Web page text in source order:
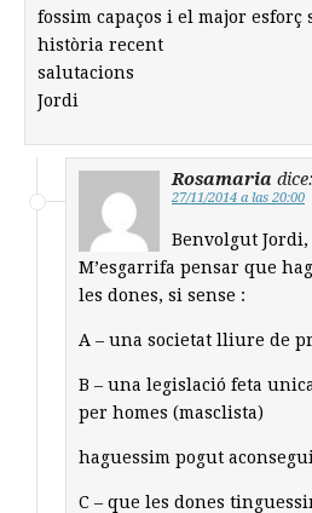
fossim capaços i el major
història recent
salutacions
Jordi
Rosamaria dice:
27/11/2014 a las 20:00
Benvolgut Jordi,
M’esgarrifa pensar que
les dones, si sense :
A – una societat lliure de
B – una legislació feta
per homes (masclista)
haguessim pogut
C – que les dones